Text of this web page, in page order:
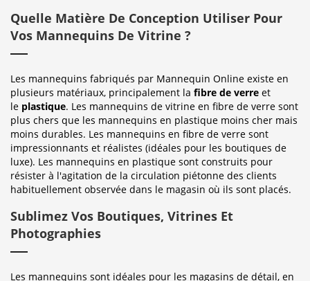
Quelle Matière De Conception Utiliser Pour
Vos Mannequins De Vitrine ?
Les mannequins fabriqués par Mannequin Online existe en
plusieurs matériaux, principalement la fibre de verre et
le plastique. Les mannequins de vitrine en fibre de verre sont
plus chers que les mannequins en plastique moins cher mais
moins durables. Les mannequins en fibre de verre sont
impressionnants et réalistes (idéales pour les boutiques de
luxe). Les mannequins en plastique sont construits pour
résister à l'agitation de la circulation piétonne des clients
habituellement observée dans le magasin où ils sont placés.
Sublimez Vos Boutiques, Vitrines Et
Photographies
Les mannequins sont idéales pour les magasins de détail, en